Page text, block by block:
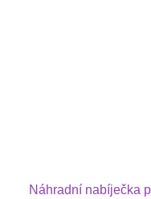
Náhradní nabíječka